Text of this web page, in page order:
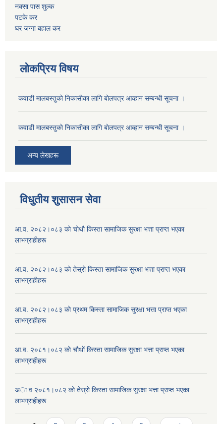
नक्सा पास शुल्क
पटके कर
घर जग्गा बहाल कर
लोकप्रिय विषय
कवाडी मालबस्तुकाे निकासीका लागि बाेलपत्र आव्हान सम्बन्धी सूचना ।
कवाडी मालबस्तुकाे निकासीका लागि बाेलपत्र आव्हान सम्बन्धी सूचना ।
अन्य लेखहरू
विधुतीय शुसासन सेवा
आ.व. २०८२।०८३ काे चोथाै‌ किस्ता सामाजिक सुरक्षा भत्ता प्राप्त भएका
लाभग्राहीहरू
आ.व. २०८२।०८३ काे तेस्राे किस्ता सामाजिक सुरक्षा भत्ता प्राप्त भएका
लाभग्राहीहरू
आ.व. २०८२।०८३ काे प्रथम किस्ता सामाजिक सुरक्षा भत्ता प्राप्त भएका
लाभग्राहीहरू
आ.व. २०८१।०८२ काे चाैथाें किस्ता सामाजिक सुरक्षा भत्ता प्राप्त भएका
लाभग्राहीहरू
अा व २०८१।०८२ काे तेस्राे किस्ता सामाजिक सुरक्षा भत्ता प्राप्त भएका
लाभग्राहीहरू